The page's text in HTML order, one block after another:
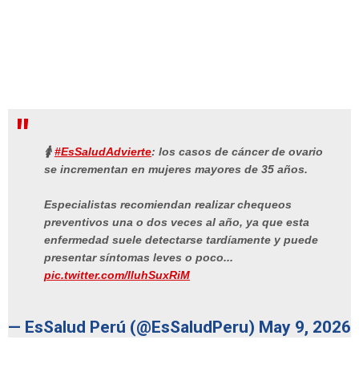
🚺#EsSaludAdvierte: los casos de cáncer de ovario
se incrementan en mujeres mayores de 35 años.
Especialistas recomiendan realizar chequeos
preventivos una o dos veces al año, ya que esta
enfermedad suele detectarse tardíamente y puede
presentar síntomas leves o poco...
pic.twitter.com/lluhSuxRiM
— EsSalud Perú (@EsSaludPeru) May 9, 2026